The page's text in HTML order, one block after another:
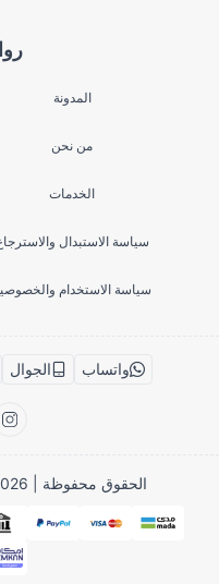
المدونة
من نحن
الخدمات
سياسة الاستبدال
سياسة الاستخدام
واتساب الجوال
الحقوق محفوظة | 2026